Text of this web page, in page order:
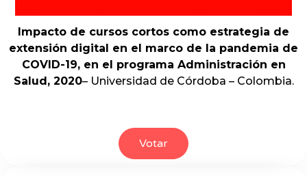
Impacto de cursos cortos como estrategia de
extensión digital en el marco de la pandemia de
COVID-19, en el programa Administración en
Salud, 2020– Universidad de Córdoba – Colombia.
Votar